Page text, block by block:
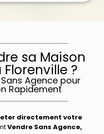
sa Maison
?
Agence pour
Rapidement
directement votre
Vendre Sans Agence,